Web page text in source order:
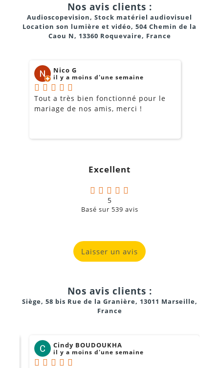
Nos avis clients :
Audioscopevision, Stock matériel audiovisuel
Location son lumière et vidéo, 504 Chemin de la
Caou N, 13360 Roquevaire, France
Nico G
il y a moins d'une semaine
Tout a très bien fonctionné pour le
mariage de nos amis, merci !
Excellent
5
Basé sur 539 avis
Laisser un avis
Nos avis clients :
Siège, 58 bis Rue de la Granière, 13011 Marseille,
France
Cindy BOUDOUKHA
il y a moins d'une semaine